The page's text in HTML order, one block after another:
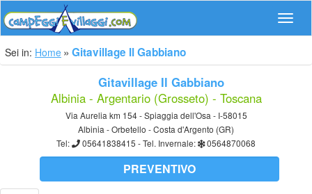
Sei in: Home Gitavillage Il Gabbiano
Gitavillage Il Gabbiano
Albinia - Argentario (Grosseto) - Toscana
Via Aurelia km 154 - Spiaggia dell'Osa - I-58015
Albinia - Orbetello - Costa d'Argento (GR)
Tel:
05641838415 - Tel. Invernale: 0564870068
PREVENTIVO